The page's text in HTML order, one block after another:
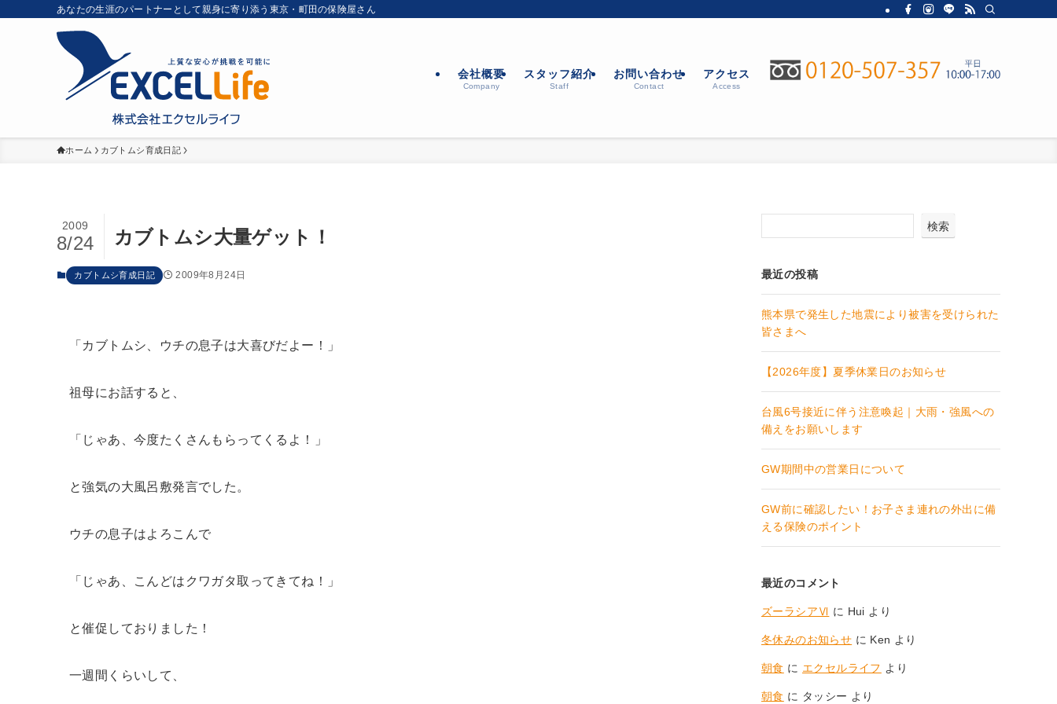
あなたの生涯のパートナーとして親身に寄り添う東京・町田の保険屋さん
会社概要
Company
スタッフ紹介
Staff
お問い合わせ
Contact
アクセス
Access
ホーム カブトムシ育成日記
カブトムシ大量ゲット！
2009
8/24
カブトムシ育成日記 2009年8月24日
「カブトムシ、ウチの息子は大喜びだよー！」
祖母にお話すると、
「じゃあ、今度たくさんもらってくるよ！」
と強気の大風呂敷発言でした。
ウチの息子はよろこんで
「じゃあ、こんどはクワガタ取ってきてね！」
と催促しておりました！
一週間くらいして、
検索
最近の投稿
熊本県で発生した地震により被害を受けられた
皆さまへ
【2026年度】夏季休業日のお知らせ
台風6号接近に伴う注意喚起｜大雨・強風への
備えをお願いします
GW期間中の営業日について
GW前に確認したい！お子さま連れの外出に備
える保険のポイント
最近のコメント
ズーラシアⅥ に Hui より
冬休みのお知らせ に Ken より
朝食 に エクセルライフ より
朝食 に タッシー より